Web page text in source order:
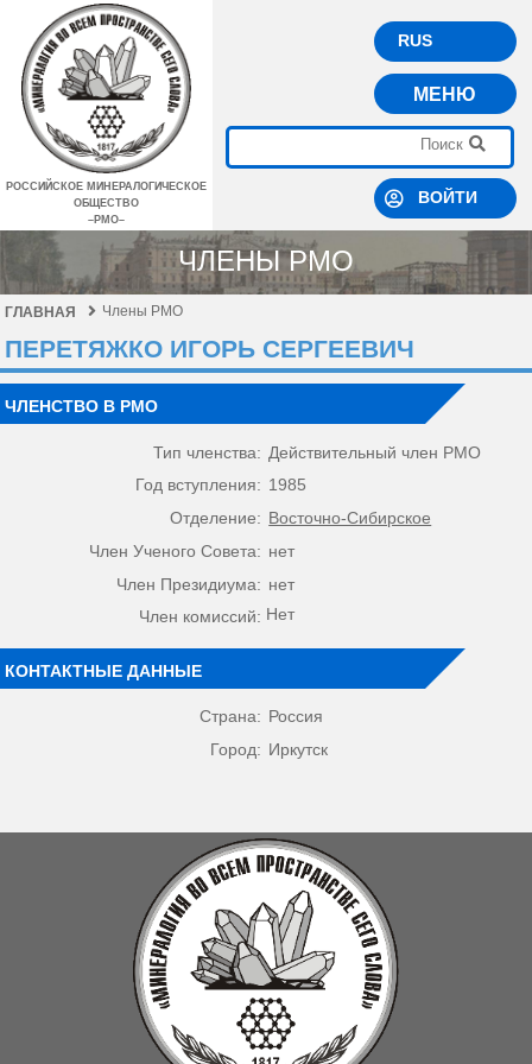
РОССИЙСКОЕ МИНЕРАЛОГИЧЕСКОЕ
ОБЩЕСТВО
–РМО–
RUS
МЕНЮ
ВОЙТИ
ЧЛЕНЫ РМО
ГЛАВНАЯ Члены РМО
ПЕРЕТЯЖКО ИГОРЬ СЕРГЕЕВИЧ
ЧЛЕНСТВО В РМО
Тип членства: Действительный член РМО
Год вступления: 1985
Отделение: Восточно-Сибирское
Член Ученого Совета: нет
Член Президиума: нет
Член комиссий: Нет
КОНТАКТНЫЕ ДАННЫЕ
Страна: Россия
Город: Иркутск